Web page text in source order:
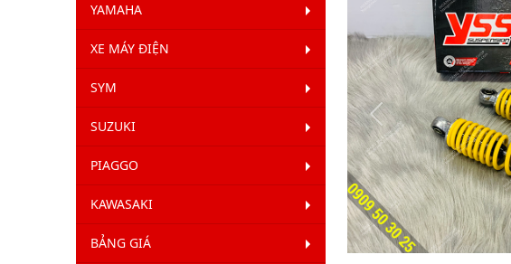
YAMAHA
XE MÁY ĐIỆN
SYM
SUZUKI
PIAGGO
KAWASAKI
BẢNG GIÁ
Quay
Lại